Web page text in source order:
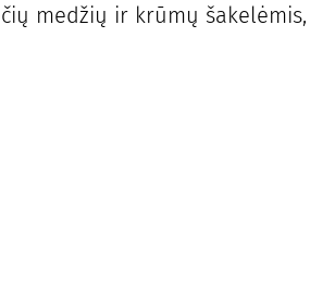
medžių ir krūmų šakelėmis,